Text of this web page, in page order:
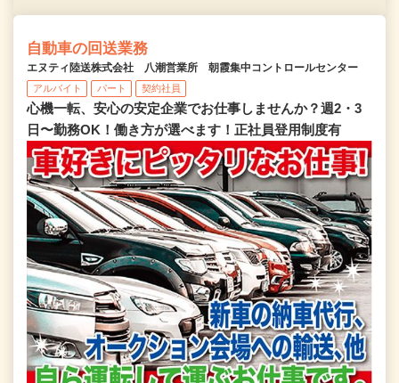
自動車の回送業務
エヌティ陸送株式会社 八潮営業所 朝霞集中コントロールセンター
アルバイト パート 契約社員
心機一転、安心の安定企業でお仕事しませんか？週2・3
日〜勤務OK！働き方が選べます！正社員登用制度有